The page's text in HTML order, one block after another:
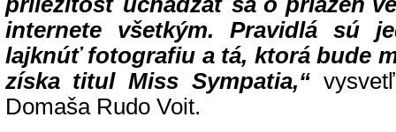
internete všetkým. Pravidlá sú
lajknúť fotografiu a tá, ktorá bude
získa titul Miss Sympatia,“
Domaša Rudo Voit.